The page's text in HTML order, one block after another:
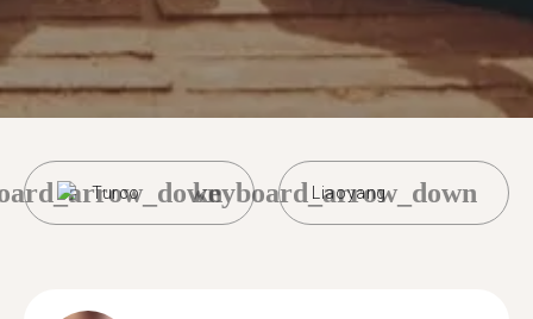
Turco Liaoyang
keyboard_arrow_down